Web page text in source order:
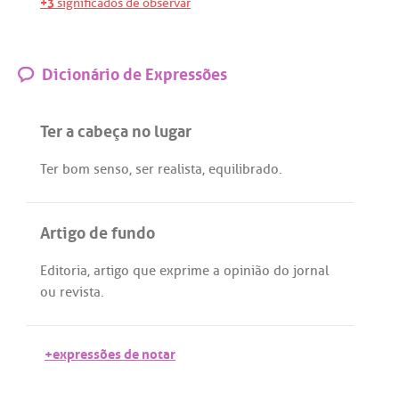
Dicionário de Expressões
Ter a cabeça no lugar
Ter bom senso, ser realista, equilibrado.
Artigo de fundo
Editoria, artigo que exprime a opinião do jornal
ou revista.
+expressões de notar